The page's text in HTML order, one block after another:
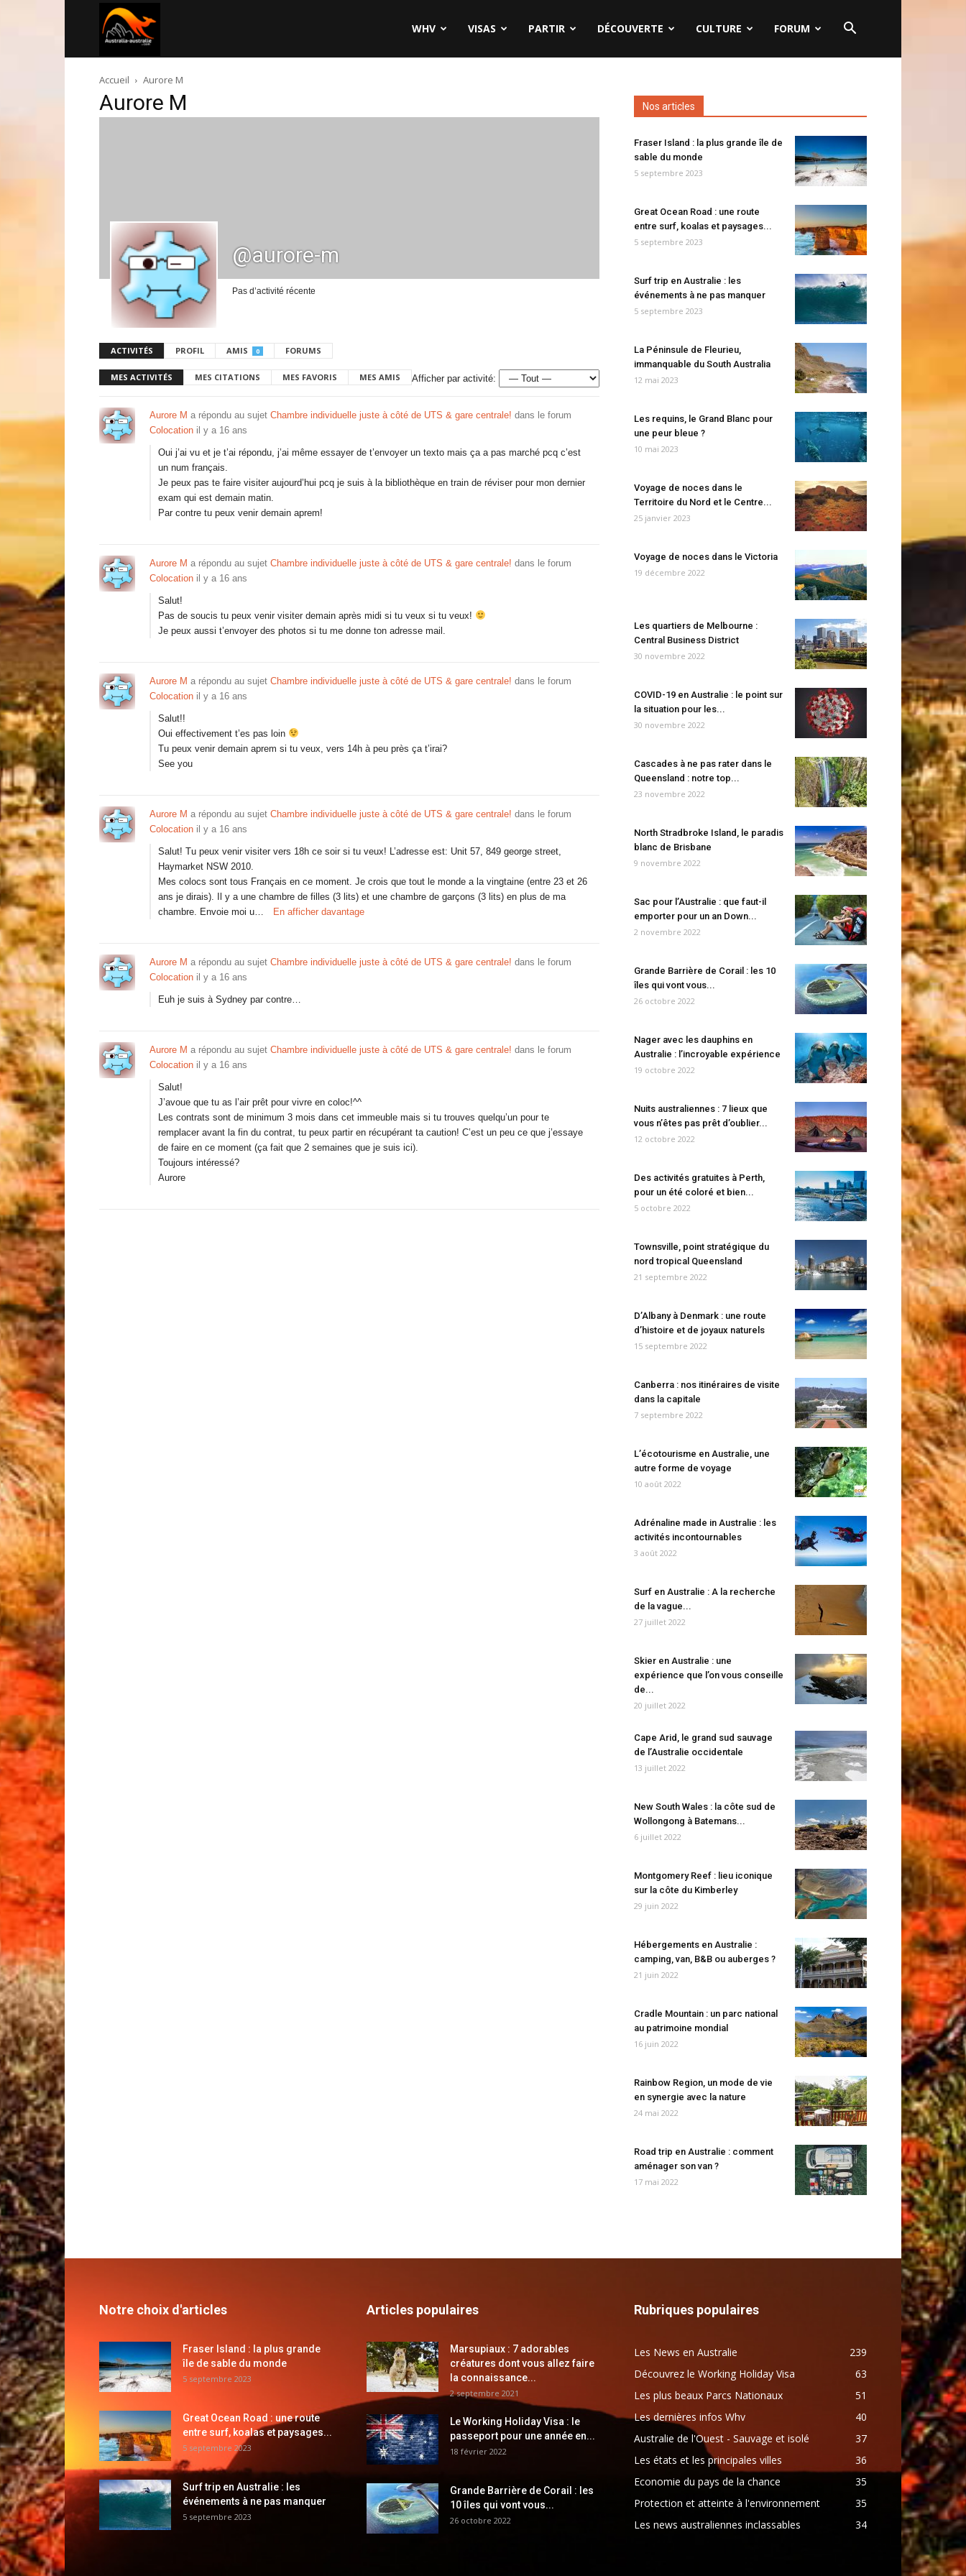
australie.com
WHV VISAS PARTIR DÉCOUVERTE CULTURE FORUM
Accueil Aurore M
Aurore M
@aurore-m
Pas d’activité récente
ACTIVITÉS PROFIL AMIS 0 FORUMS
MES ACTIVITÉS MES CITATIONS MES FAVORIS MES AMIS Afficher par activité:
Aurore M a répondu au sujet Chambre individuelle juste à côté de UTS & gare centrale! dans le forum
Colocation il y a 16 ans
Oui j’ai vu et je t’ai répondu, j’ai même essayer de t’envoyer un texto mais ça a pas marché pcq c’est
un num français.
Je peux pas te faire visiter aujourd’hui pcq je suis à la bibliothèque en train de réviser pour mon dernier
exam qui est demain matin.
Par contre tu peux venir demain aprem!
Aurore M a répondu au sujet Chambre individuelle juste à côté de UTS & gare centrale! dans le forum
Colocation il y a 16 ans
Salut!
Pas de soucis tu peux venir visiter demain après midi si tu veux si tu veux!
Je peux aussi t’envoyer des photos si tu me donne ton adresse mail.
Aurore M a répondu au sujet Chambre individuelle juste à côté de UTS & gare centrale! dans le forum
Colocation il y a 16 ans
Salut!!
Oui effectivement t’es pas loin
Tu peux venir demain aprem si tu veux, vers 14h à peu près ça t’irai?
See you
Aurore M a répondu au sujet Chambre individuelle juste à côté de UTS & gare centrale! dans le forum
Colocation il y a 16 ans
Salut! Tu peux venir visiter vers 18h ce soir si tu veux! L’adresse est: Unit 57, 849 george street,
Haymarket NSW 2010.
Mes colocs sont tous Français en ce moment. Je crois que tout le monde a la vingtaine (entre 23 et 26
ans je dirais). Il y a une chambre de filles (3 lits) et une chambre de garçons (3 lits) en plus de ma
chambre. Envoie moi u…
En afficher davantage
Aurore M a répondu au sujet Chambre individuelle juste à côté de UTS & gare centrale! dans le forum
Colocation il y a 16 ans
Euh je suis à Sydney par contre…
Aurore M a répondu au sujet Chambre individuelle juste à côté de UTS & gare centrale! dans le forum
Colocation il y a 16 ans
Salut!
J’avoue que tu as l’air prêt pour vivre en coloc!^^
Les contrats sont de minimum 3 mois dans cet immeuble mais si tu trouves quelqu’un pour te
remplacer avant la fin du contrat, tu peux partir en récupérant ta caution! C’est un peu ce que j’essaye
de faire en ce moment (ça fait que 2 semaines que je suis ici).
Toujours intéressé?
Aurore
Nos articles
Fraser Island : la plus grande île de
sable du monde
5 septembre 2023
Great Ocean Road : une route
entre surf, koalas et paysages...
5 septembre 2023
Surf trip en Australie : les
événements à ne pas manquer
5 septembre 2023
La Péninsule de Fleurieu,
immanquable du South Australia
12 mai 2023
Les requins, le Grand Blanc pour
une peur bleue ?
10 mai 2023
Voyage de noces dans le
Territoire du Nord et le Centre...
25 janvier 2023
Voyage de noces dans le Victoria
19 décembre 2022
Les quartiers de Melbourne :
Central Business District
30 novembre 2022
COVID-19 en Australie : le point sur
la situation pour les...
30 novembre 2022
Cascades à ne pas rater dans le
Queensland : notre top...
23 novembre 2022
North Stradbroke Island, le paradis
blanc de Brisbane
9 novembre 2022
Sac pour l’Australie : que faut-il
emporter pour un an Down...
2 novembre 2022
Grande Barrière de Corail : les 10
îles qui vont vous...
26 octobre 2022
Nager avec les dauphins en
Australie : l’incroyable expérience
19 octobre 2022
Nuits australiennes : 7 lieux que
vous n’êtes pas prêt d’oublier...
12 octobre 2022
Des activités gratuites à Perth,
pour un été coloré et bien...
5 octobre 2022
Townsville, point stratégique du
nord tropical Queensland
21 septembre 2022
D’Albany à Denmark : une route
d’histoire et de joyaux naturels
15 septembre 2022
Canberra : nos itinéraires de visite
dans la capitale
7 septembre 2022
L’écotourisme en Australie, une
autre forme de voyage
10 août 2022
Adrénaline made in Australie : les
activités incontournables
3 août 2022
Surf en Australie : A la recherche
de la vague...
27 juillet 2022
Skier en Australie : une
expérience que l’on vous conseille
de...
20 juillet 2022
Cape Arid, le grand sud sauvage
de l’Australie occidentale
13 juillet 2022
New South Wales : la côte sud de
Wollongong à Batemans...
6 juillet 2022
Montgomery Reef : lieu iconique
sur la côte du Kimberley
29 juin 2022
Hébergements en Australie :
camping, van, B&B ou auberges ?
21 juin 2022
Cradle Mountain : un parc national
au patrimoine mondial
16 juin 2022
Rainbow Region, un mode de vie
en synergie avec la nature
24 mai 2022
Road trip en Australie : comment
aménager son van ?
17 mai 2022
Notre choix d'articles
Fraser Island : la plus grande
île de sable du monde
5 septembre 2023
Great Ocean Road : une route
entre surf, koalas et paysages...
5 septembre 2023
Surf trip en Australie : les
événements à ne pas manquer
5 septembre 2023
Articles populaires
Marsupiaux : 7 adorables
créatures dont vous allez faire
la connaissance...
2 septembre 2021
Le Working Holiday Visa : le
passeport pour une année en...
18 février 2022
Grande Barrière de Corail : les
10 îles qui vont vous...
26 octobre 2022
Rubriques populaires
Les News en Australie
239
Découvrez le Working Holiday Visa
63
Les plus beaux Parcs Nationaux
51
Les dernières infos Whv
40
Australie de l'Ouest - Sauvage et isolé
37
Les états et les principales villes
36
Economie du pays de la chance
35
Protection et atteinte à l'environnement
35
Les news australiennes inclassables
34